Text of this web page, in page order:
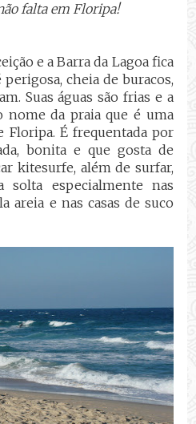
falta em Floripa!
e a Barra da Lagoa fica
perigosa, cheia de buracos,
Suas águas são frias e a
nome da praia que é uma
Floripa. É frequentada por
bonita e que gosta de
kitesurfe, além de surfar,
solta especialmente nas
areia e nas casas de suco